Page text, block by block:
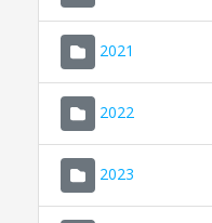
2021
2022
2023